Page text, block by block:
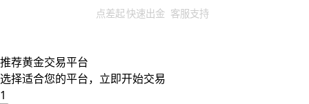
点差起快速出金 客服支持
推荐黄金交易平台
选择适合您的平台，立即开始交易
1